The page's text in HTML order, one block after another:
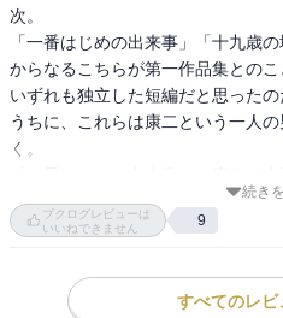
次。
「一番はじめの出来事」「十九歳
からなるこちらが第一作品集とのこ
いずれも独立した短編だと思った
うちに、これらは康二という一人
く。
仲間と秘密基地をつくって遊んだ
の父親がわりだった兄やんの自殺
あった。ずっと子供でいられたら
走を読んだ時にも感じた閉塞感。
続き
ブクログレビューは
いいねできません
9
すべてのレビ